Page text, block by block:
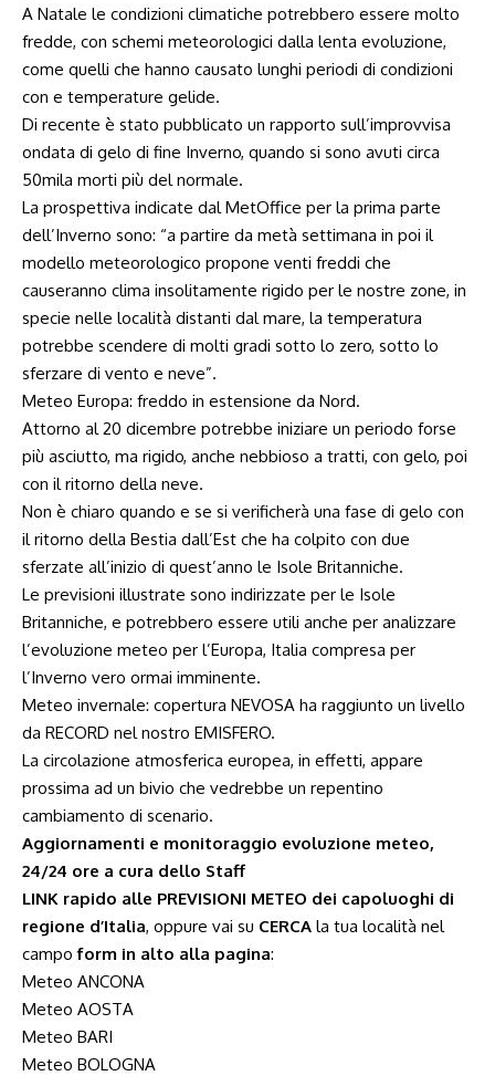
A Natale le condizioni climatiche potrebbero essere molto
fredde, con schemi meteorologici dalla lenta evoluzione,
come quelli che hanno causato lunghi periodi di condizioni
con e temperature gelide.
Di recente è stato pubblicato un rapporto sull’improvvisa
ondata di gelo di fine Inverno, quando si sono avuti circa
50mila morti più del normale.
La prospettiva indicate dal MetOffice per la prima parte
dell’Inverno sono: “a partire da metà settimana in poi il
modello meteorologico propone venti freddi che
causeranno clima insolitamente rigido per le nostre zone, in
specie nelle località distanti dal mare, la temperatura
potrebbe scendere di molti gradi sotto lo zero, sotto lo
sferzare di vento e neve”.
Meteo Europa: freddo in estensione da Nord.
Attorno al 20 dicembre potrebbe iniziare un periodo forse
più asciutto, ma rigido, anche nebbioso a tratti, con gelo, poi
con il ritorno della neve.
Non è chiaro quando e se si verificherà una fase di gelo con
il ritorno della Bestia dall’Est che ha colpito con due
sferzate all’inizio di quest’anno le Isole Britanniche.
Le previsioni illustrate sono indirizzate per le Isole
Britanniche, e potrebbero essere utili anche per analizzare
l’evoluzione meteo per l’Europa, Italia compresa per
l’Inverno vero ormai imminente.
Meteo invernale: copertura NEVOSA ha raggiunto un livello
da RECORD nel nostro EMISFERO.
La circolazione atmosferica europea, in effetti, appare
prossima ad un bivio che vedrebbe un repentino
cambiamento di scenario.
Aggiornamenti e monitoraggio evoluzione meteo,
24/24 ore a cura dello Staff
LINK rapido alle PREVISIONI METEO dei capoluoghi di
regione d’Italia, oppure vai su CERCA la tua località nel
campoform in alto alla pagina:
Meteo ANCONA
Meteo AOSTA
Meteo BARI
Meteo BOLOGNA